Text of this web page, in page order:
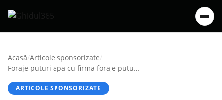
Acasă/Articole sponsorizate/
Foraje puturi apa cu firma foraje puturi Prahova
ARTICOLE SPONSORIZATE